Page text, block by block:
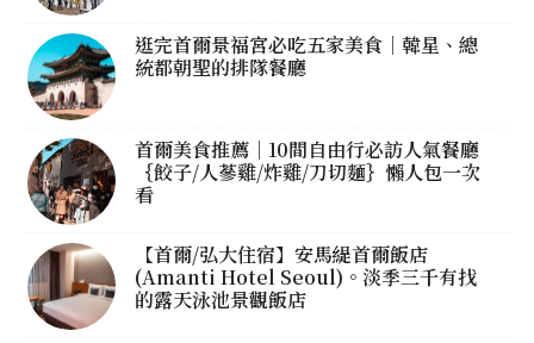
逛完首爾景福宮必吃五家美食｜韓星、總
統都朝聖的排隊餐廳
首爾美食推薦｜10間自由行必訪人氣餐廳
｛餃子/人蔘雞/炸雞/刀切麵｝懶人包一次
看
【首爾/弘大住宿】安馬緹首爾飯店
(Amanti Hotel Seoul)。淡季三千有找
的露天泳池景觀飯店